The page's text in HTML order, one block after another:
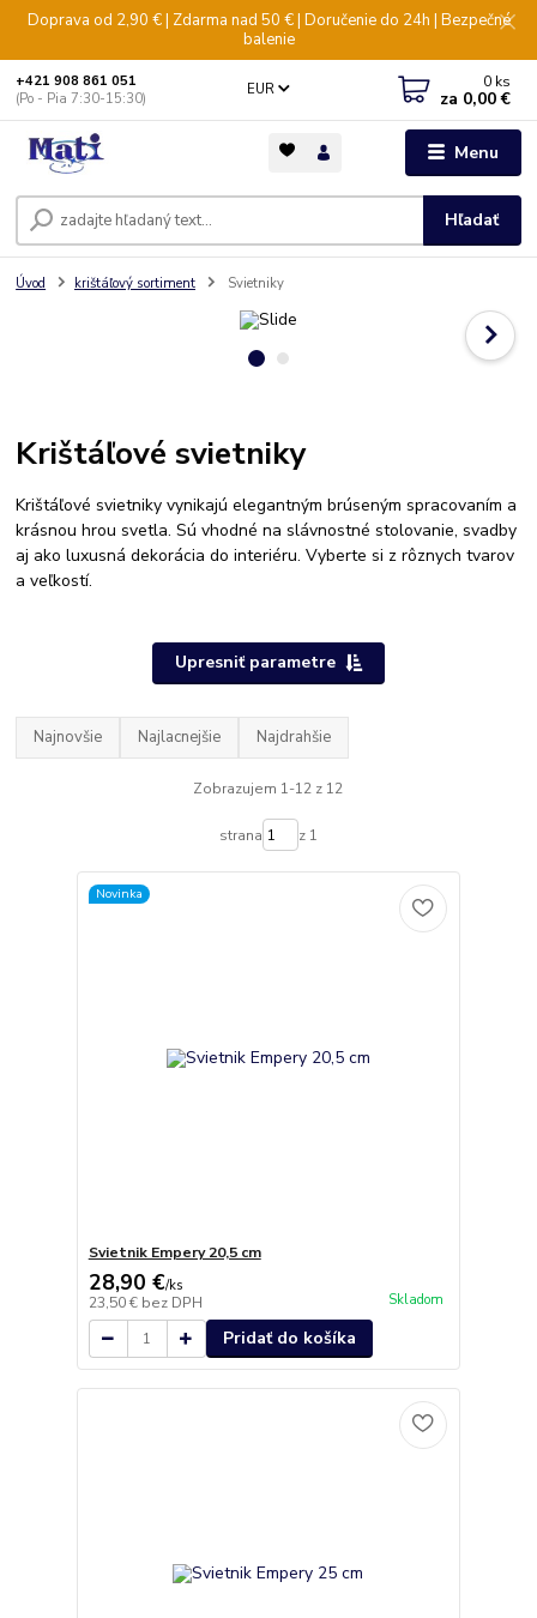
Doprava od 2,90 € | Zdarma nad 50 € | Doručenie do 24h | Bezpečné
balenie
Menu
EUR
Hľadať
+421 908 861 051
(Po - Pia 7:30-15:30)
0 ks
za 0,00 €
Úvod krištáľový sortiment Svietniky
Krištáľové svietniky
Krištáľové svietniky vynikajú elegantným brúseným spracovaním a
krásnou hrou svetla. Sú vhodné na slávnostné stolovanie, svadby
aj ako luxusná dekorácia do interiéru. Vyberte si z rôznych tvarov
a veľkostí.
Upresniť parametre
Najnovšie Najlacnejšie Najdrahšie
Zobrazujem 1-12 z 12
strana z 1
Novinka
Svietnik Empery 20,5 cm
28,90 €/ks
23,50 € bez DPH Skladom
Pridať do košíka